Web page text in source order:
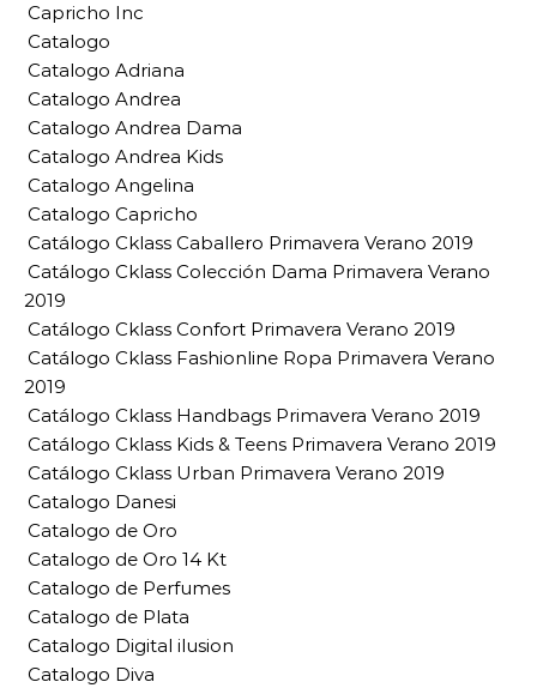
Capricho Inc
Catalogo
Catalogo Adriana
Catalogo Andrea
Catalogo Andrea Dama
Catalogo Andrea Kids
Catalogo Angelina
Catalogo Capricho
Catálogo Cklass Caballero Primavera Verano 2019
Catálogo Cklass Colección Dama Primavera Verano
2019
Catálogo Cklass Confort Primavera Verano 2019
Catálogo Cklass Fashionline Ropa Primavera Verano
2019
Catálogo Cklass Handbags Primavera Verano 2019
Catálogo Cklass Kids & Teens Primavera Verano 2019
Catálogo Cklass Urban Primavera Verano 2019
Catalogo Danesi
Catalogo de Oro
Catalogo de Oro 14 Kt
Catalogo de Perfumes
Catalogo de Plata
Catalogo Digital ilusion
Catalogo Diva